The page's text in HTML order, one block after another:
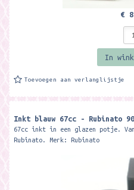
€
In
Toevoegen aan verlanglijstje
Inkt blauw 67cc - Rubinato
67cc inkt in een glazen potje.
Rubinato. Merk: Rubinato